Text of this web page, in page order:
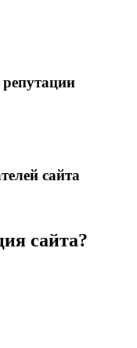
сайта
сайта?